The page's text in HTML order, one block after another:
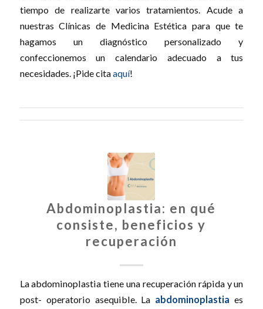
tiempo de realizarte varios tratamientos. Acude a
nuestras Clínicas de Medicina Estética para que te
hagamos un diagnóstico personalizado y
confeccionemos un calendario adecuado a tus
necesidades. ¡Pide citaaquí!
Abdominoplastia: en qué
consiste, beneficios y
recuperación
La abdominoplastia tiene una recuperación rápida y un
post- operatorio asequible. La abdominoplastia es